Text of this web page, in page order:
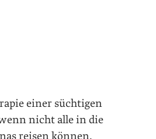
einer süchtigen
nicht alle in die
reisen können,